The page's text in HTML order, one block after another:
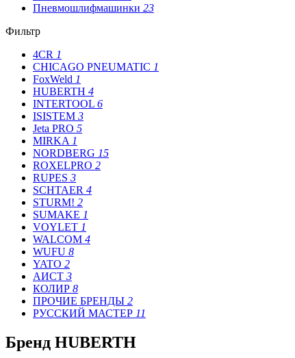
Пневмошлифмашинки 23
Фильтр
4CR 1
CHICAGO PNEUMATIC 1
FoxWeld 1
HUBERTH 4
INTERTOOL 6
ISISTEM 3
Jeta PRO 5
MIRKA 1
NORDBERG 15
ROXELPRO 2
RUPES 3
SCHTAER 4
STURM! 2
SUMAKE 1
VOYLET 1
WALCOM 4
WUFU 8
YATO 2
АИСТ 3
КОЛИР 8
ПРОЧИЕ БРЕНДЫ 2
РУССКИЙ МАСТЕР 11
Бренд HUBERTH